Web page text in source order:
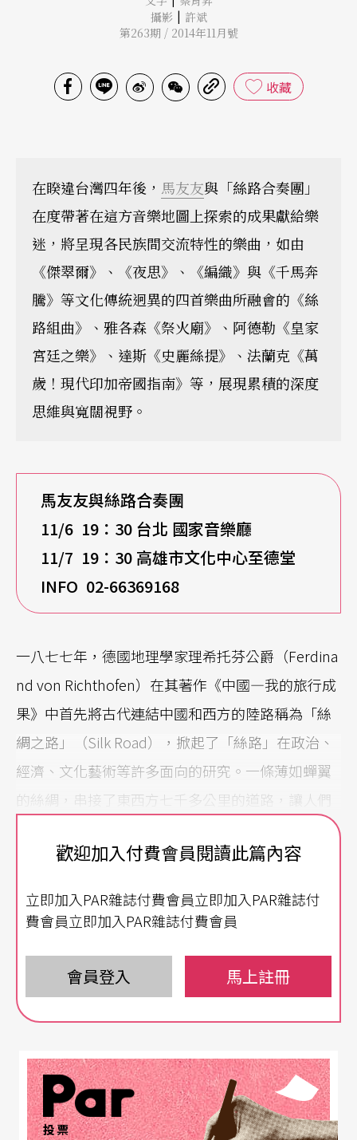
攝影 | 許斌
第263期 / 2014年11月號
收藏
在睽違台灣四年後， 馬友友與「絲路合奏團」
在度帶著在這方音樂地圖上探索的成果獻給樂
迷，將呈現各民族間交流特性的樂曲，如由
《傑翠爾》、《夜思》、《編織》與《千馬奔
騰》等文化傳統迥異的四首樂曲所融會的《絲
路組曲》、雅各森《祭火廟》、阿德勒《皇家
宮廷之樂》、達斯《史麗絲提》、法蘭克《萬
歲！現代印加帝國指南》等，展現累積的深度
思維與寬闊視野。
馬友友與絲路合奏團
11/6 19 ：30 台北 國家音樂廳
11/7 19 ：30 高雄市文化中心至德堂
INFO 02-66369168
一八七七年，德國地理學家理希托芬公爵（Ferdina
nd von Richthofen）在其著作《中國—我的旅行成
果》中首先將古代連結中國和西方的陸路稱為「絲
綢之路」（Silk Road），掀起了「絲路」在政治、
經濟、文化藝術等許多面向的研究。一條薄如蟬翼
的絲綢，串接了東西方七千多公里的道路，讓人們
走向了未來，也走入了歷史的深處，在一百廿一年
後的一九九八年，為音樂開啟了探索、創新與交流
在時空交會處發現另個音樂風景
作為這個探索的主導者，大提琴家馬友友在這個名
為「絲路計畫」的音樂地圖中，試圖沿著這條聯通
音樂文化旅程。在傳統與現代的音樂素材交融下，
使世界了解東方傳統文化對世界的影響。這個發想
源於他當年進入哈佛大學攻讀人類學與考古學。他
歡迎加入付費會員閱讀此篇內容
立即加入PAR雜誌付費會員立即加入PAR雜誌付
費會員立即加入PAR雜誌付費會員
會員登入 馬上註冊
投票